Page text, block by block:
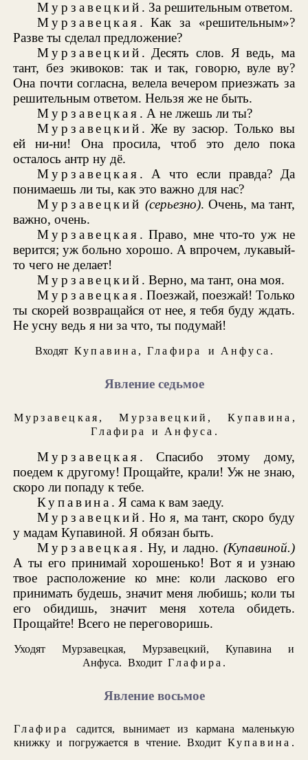
Мурзавецкий . За решительным ответом.
Мурзавецкая . Как за «решительным»?
Разве ты сделал предложение?
Мурзавецкий . Десять слов. Я ведь, ма
тант, без экивоков: так и так, говорю, вуле ву?
Она почти согласна, велела вечером приезжать за
решительным ответом. Нельзя же не быть.
Мурзавецкая . А не лжешь ли ты?
Мурзавецкий . Же ву засюр. Только вы
ей ни-ни! Она просила, чтоб это дело пока
осталось антр ну дё.
Мурзавецкая . А что если правда? Да
понимаешь ли ты, как это важно для нас?
Мурзавецкий (серьезно). Очень, ма тант,
важно, очень.
Мурзавецкая . Право, мне что-то уж не
верится; уж больно хорошо. А впрочем, лукавый-
то чего не делает!
Мурзавецкий . Верно, ма тант, она моя.
Мурзавецкая . Поезжай, поезжай! Только
ты скорей возвращайся от нее, я тебя буду ждать.
Не усну ведь я ни за что, ты подумай!
Входят Купавина , Глафира и Анфуса .
Явление седьмое
Мурзавецкая ,Мурзавецкий ,Купавина ,
Глафира
и Анфуса .
Мурзавецкая . Спасибо этому дому,
поедем к другому! Прощайте, крали! Уж не знаю,
скоро ли попаду к тебе.
Купавина . Я сама к вам заеду.
Мурзавецкий . Но я, ма тант, скоро буду
у мадам Купавиной. Я обязан быть.
Мурзавецкая . Ну, и ладно. (Купавиной.)
А ты его принимай хорошенько! Вот я и узнаю
твое расположение ко мне: коли ласково его
принимать будешь, значит меня любишь; коли ты
его обидишь, значит меня хотела обидеть.
Прощайте! Всего не переговоришь.
Уходят Мурзавецкая, Мурзавецкий, Купавина и
Анфуса. ВходитГлафира .
Явление восьмое
Глафира
садится, вынимает из кармана маленькую
книжку и погружается в чтение. Входит Купавина .